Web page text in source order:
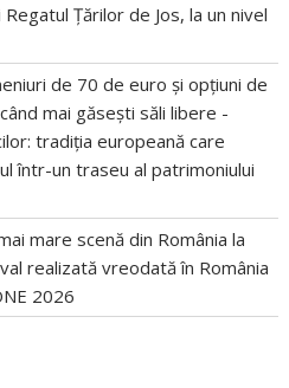
Țărilor de Jos, la un nivel
de 70 de euro și opțiuni de
mai găsești săli libere -
tradiția europeană care
într-un traseu al patrimoniului
mare scenă din România la
realizată vreodată în România
2026